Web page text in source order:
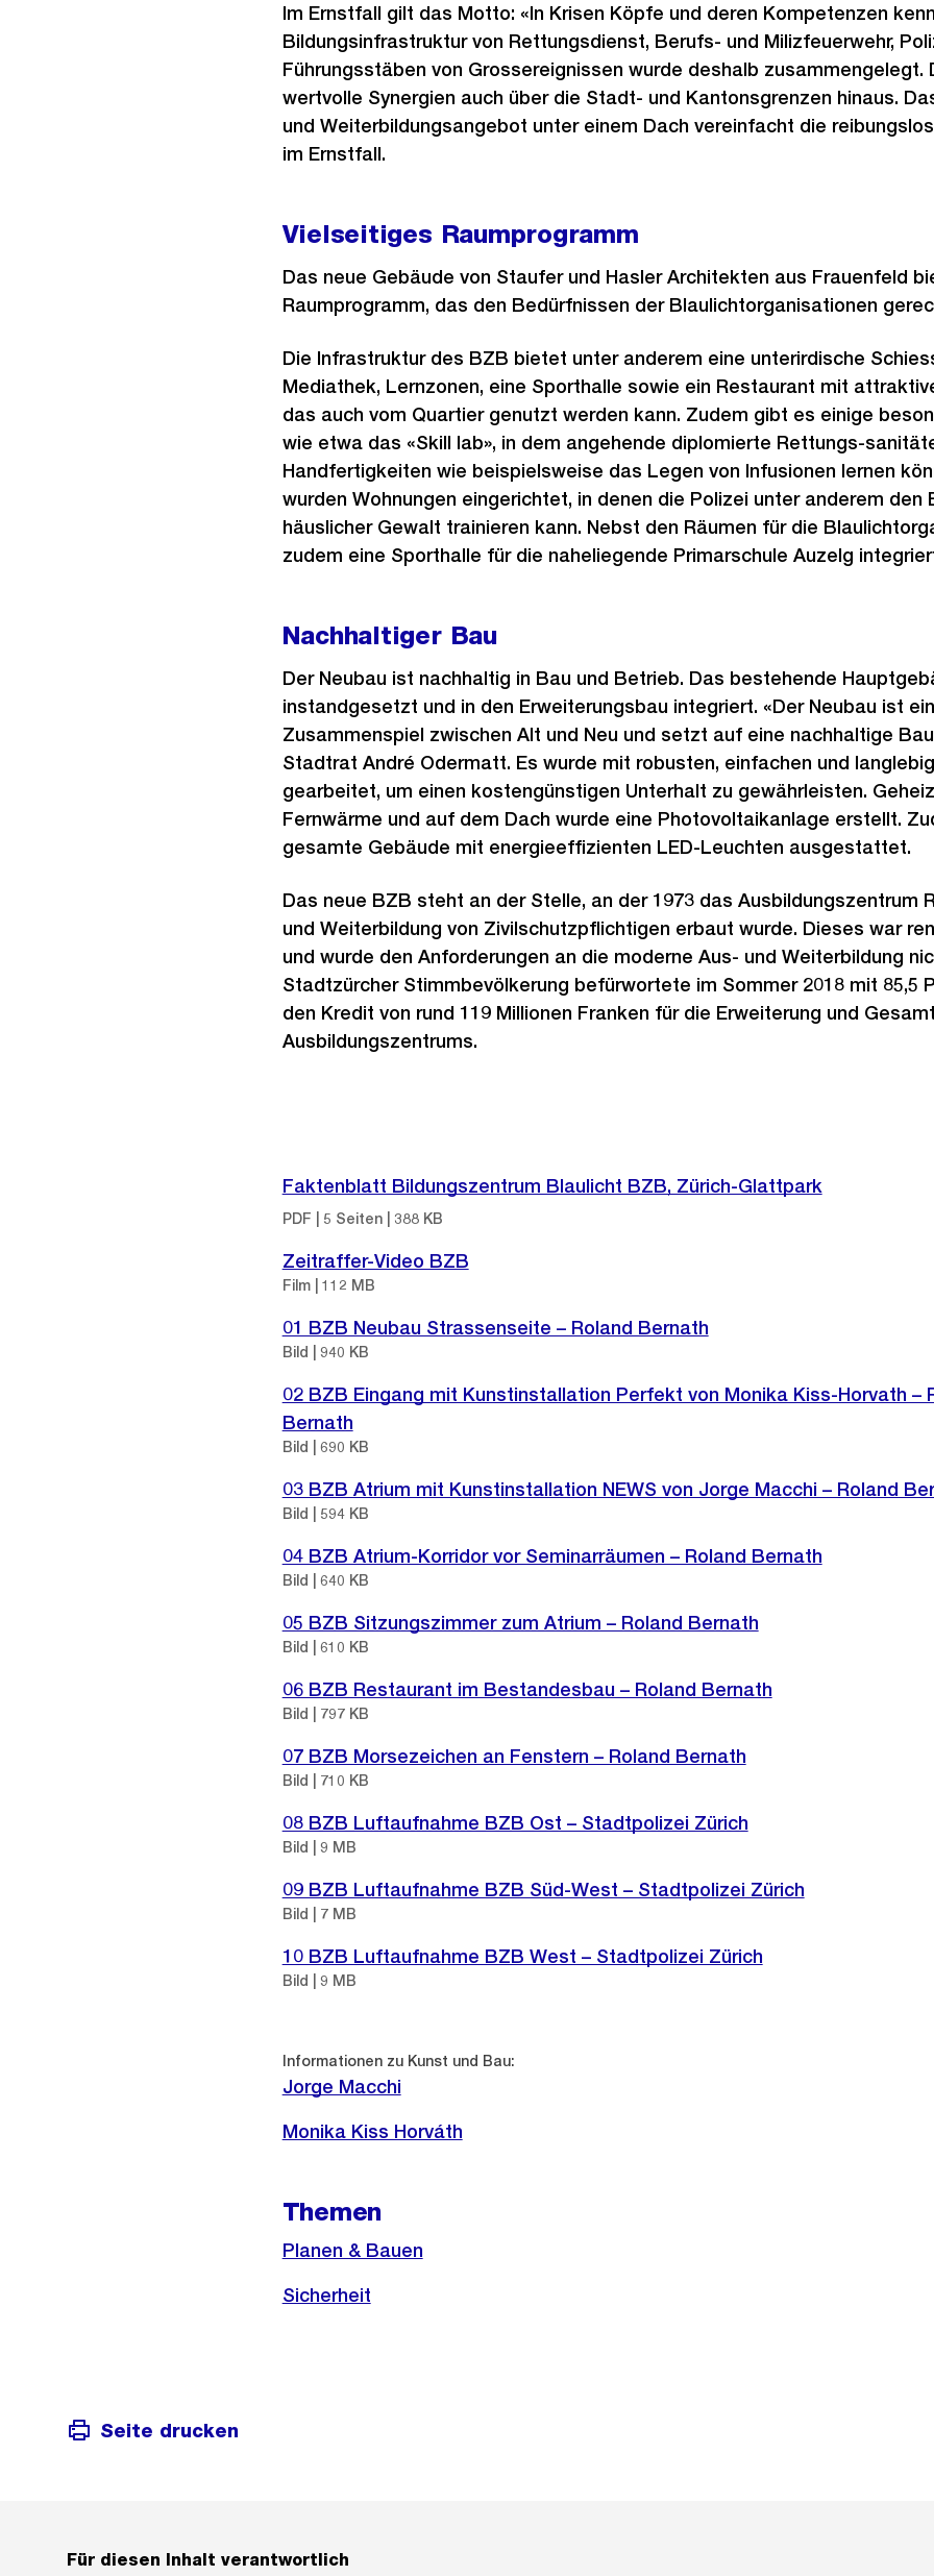
Im Ernstfall gilt das Motto: «In Krisen Köpfe und deren Kompetenzen
Bildungsinfrastruktur von Rettungsdienst, Berufs- und Milizfeuerwehr,
Führungsstäben von Grossereignissen wurde deshalb zusammengelegt.
wertvolle Synergien auch über die Stadt- und Kantonsgrenzen hinaus.
und Weiterbildungsangebot unter einem Dach vereinfacht die
im Ernstfall.
Vielseitiges Raumprogramm
Das neue Gebäude von Staufer und Hasler Architekten aus Frauenfeld
Raumprogramm, das den Bedürfnissen der Blaulichtorganisationen
Die Infrastruktur des BZB bietet unter anderem eine unterirdische
Mediathek, Lernzonen, eine Sporthalle sowie ein Restaurant mit
das auch vom Quartier genutzt werden kann. Zudem gibt es einige
wie etwa das «Skill lab», in dem angehende diplomierte Rettungs-
Handfertigkeiten wie beispielsweise das Legen von Infusionen lernen
wurden Wohnungen eingerichtet, in denen die Polizei unter anderem den
häuslicher Gewalt trainieren kann. Nebst den Räumen für die
zudem eine Sporthalle für die naheliegende Primarschule Auzelg
Nachhaltiger Bau
Der Neubau ist nachhaltig in Bau und Betrieb. Das bestehende
instandgesetzt und in den Erweiterungsbau integriert. «Der Neubau ist
Zusammenspiel zwischen Alt und Neu und setzt auf eine nachhaltige
Stadtrat André Odermatt. Es wurde mit robusten, einfachen und
gearbeitet, um einen kostengünstigen Unterhalt zu gewährleisten.
Fernwärme und auf dem Dach wurde eine Photovoltaikanlage erstellt.
gesamte Gebäude mit energieeffizienten LED-Leuchten ausgestattet.
Das neue BZB steht an der Stelle, an der 1973 das Ausbildungszentrum
und Weiterbildung von Zivilschutzpflichtigen erbaut wurde. Dieses war
und wurde den Anforderungen an die moderne Aus- und Weiterbildung
Stadtzürcher Stimmbevölkerung befürwortete im Sommer 2018 mit 85,5
den Kredit von rund 119 Millionen Franken für die Erweiterung und
Ausbildungszentrums.
Faktenblatt Bildungszentrum Blaulicht BZB, Zürich-Glattpark
PDF | 5 Seiten | 388 KB
Zeitraffer-Video BZB
Film | 112 MB
01 BZB Neubau Strassenseite – Roland Bernath
Bild | 940 KB
02 BZB Eingang mit Kunstinstallation Perfekt von Monika Kiss-Horvath –
Bernath
Bild | 690 KB
03 BZB Atrium mit Kunstinstallation NEWS von Jorge Macchi – Roland
Bild | 594 KB
04 BZB Atrium-Korridor vor Seminarräumen – Roland Bernath
Bild | 640 KB
05 BZB Sitzungszimmer zum Atrium – Roland Bernath
Bild | 610 KB
06 BZB Restaurant im Bestandesbau – Roland Bernath
Bild | 797 KB
07 BZB Morsezeichen an Fenstern – Roland Bernath
Bild | 710 KB
08 BZB Luftaufnahme BZB Ost – Stadtpolizei Zürich
Bild | 9 MB
09 BZB Luftaufnahme BZB Süd-West – Stadtpolizei Zürich
Bild | 7 MB
10 BZB Luftaufnahme BZB West – Stadtpolizei Zürich
Bild | 9 MB
Informationen zu Kunst und Bau:
Jorge Macchi
Monika Kiss Horváth
Themen
Planen & Bauen
Sicherheit
Seite drucken
Für diesen Inhalt verantwortlich